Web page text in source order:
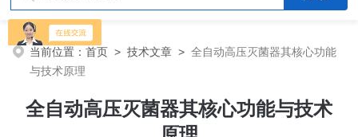
当前位置：首页 >技术文章 >全自动高压灭菌器其核心功能
与技术原理
全自动高压灭菌器其核心功能与技术